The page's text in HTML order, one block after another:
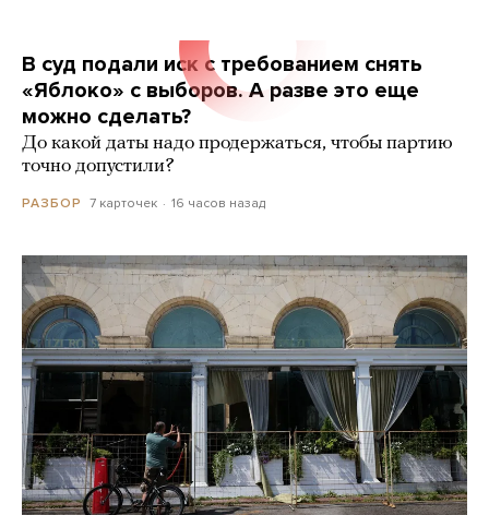
В суд подали иск с требованием снять
«Яблоко» с выборов. А разве это еще
можно сделать?
До какой даты надо продержаться, чтобы партию
точно допустили?
РАЗБОР 7 карточек 16 часов назад